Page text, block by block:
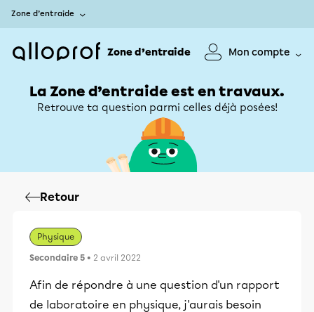
Zone d’entraide
Zone d’entraide Mon compte
La Zone d’entraide est en travaux.
Retrouve ta question parmi celles déjà posées!
Retour
Physique
Secondaire 5 • 2 avril 2022
Afin de répondre à une question d'un rapport
de laboratoire en physique, j'aurais besoin